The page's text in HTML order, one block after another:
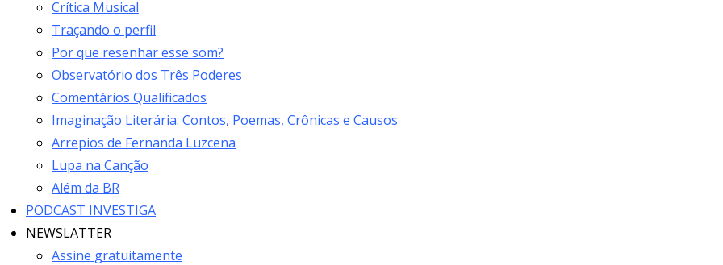
Crítica Musical
Traçando o perfil
Por que resenhar esse som?
Observatório dos Três Poderes
Comentários Qualificados
Imaginação Literária: Contos, Poemas, Crônicas e Causos
Arrepios de Fernanda Luzcena
Lupa na Canção
Além da BR
PODCAST INVESTIGA
NEWSLATTER
Assine gratuitamente